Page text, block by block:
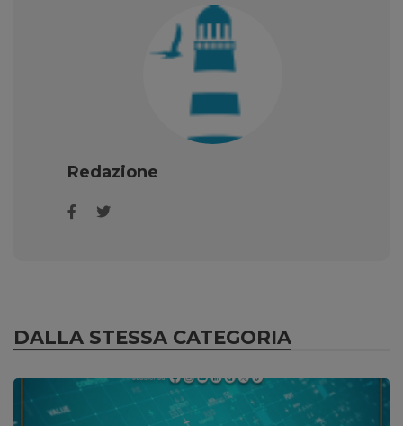
Redazione
DALLA STESSA CATEGORIA